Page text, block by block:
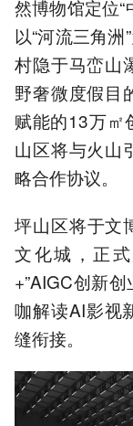
然博物馆定位“
以“河流三角
村隐于马峦山
野奢微度假目
赋能的13万㎡
山区将与火山
略合作协议。
坪山区将于
文化城，正
+”AIGC创新
咖解读AI影视
缝衔接。